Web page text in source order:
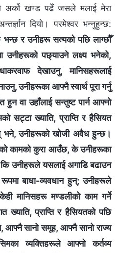
अर्को खण्ड पढेँ जसले मलाई मेरा
दियो। परमेश्‍वर भन्‍नुहुन्छ:
र उनीहरू सत्यको पछि लाग्छौँ
उनीहरूको पछ्याउने लक्ष्य भनेको,
देखाउनु, मानिसहरूलाई
उनीहरूका आफ्नै स्वार्थ पूरा गर्नु
हुन वा उहाँलाई सन्तुष्ट पार्न आफ्नो
सट्टा ख्याति, प्राप्ति र हैसियत
भने, उनीहरूको खोजी अवैध हुन्छ।
कामको कुरा आउँछ, के उनीहरूका
कि उनीहरूले यसलाई अगाडि बढाउन
बाधा-व्यवधान हुन्; उनीहरूले
मानिसहरू मण्डलीको काम गर्ने
ख्याति, प्राप्ति र हैसियतको पछि
आफ्नै सानो समूह, आफ्नै सानो राज्य
व्यक्तिहरूले आफ्नो कर्तव्य